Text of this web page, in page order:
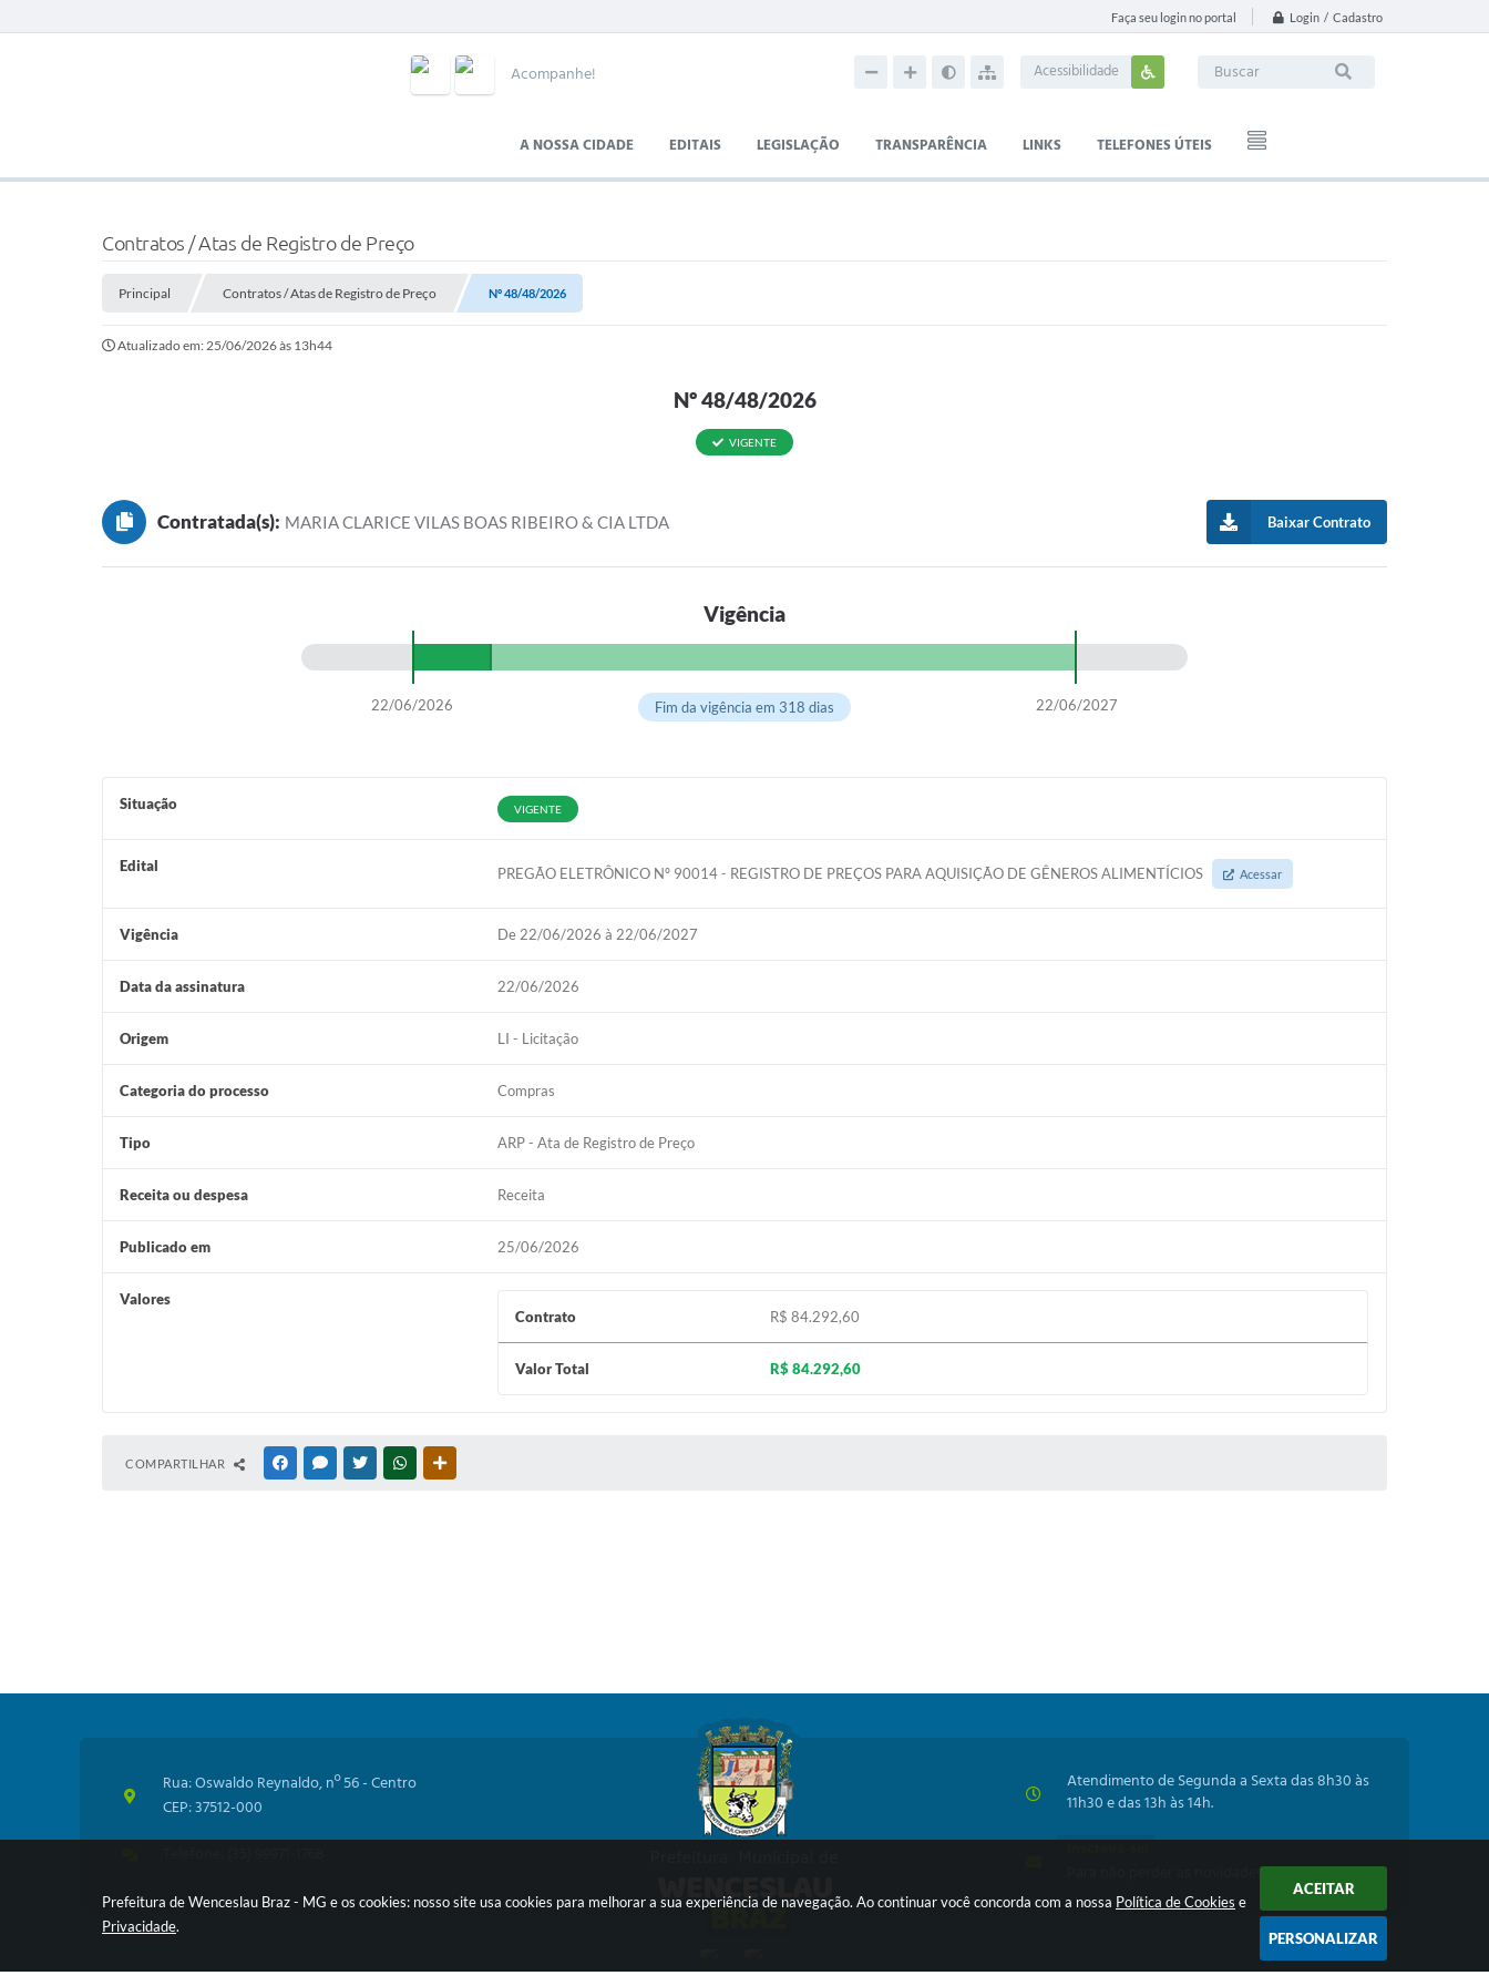
Prefeitura de Wenceslau Braz - MG e os cookies: nosso site usa cookies para melhorar a sua experiência de navegação. Ao continuar você concorda com a nossa Política de Cookies e
Privacidade.
ACEITAR
PERSONALIZAR
Faça seu login no portal Login / Cadastro
Acompanhe! Acessibilidade
A NOSSA CIDADE EDITAIS LEGISLAÇÃO TRANSPARÊNCIA LINKS TELEFONES ÚTEIS
Contratos / Atas de Registro de Preço
Principal Contratos / Atas de Registro de Preço Nº 48/48/2026
Atualizado em: 25/06/2026 às 13h44
Nº 48/48/2026
VIGENTE
Contratada(s): MARIA CLARICE VILAS BOAS RIBEIRO & CIA LTDA Baixar Contrato
Vigência
22/06/2026 22/06/2027
Fim da vigência em 318 dias
Situação VIGENTE
Edital PREGÃO ELETRÔNICO Nº 90014 - REGISTRO DE PREÇOS PARA AQUISIÇÃO DE GÊNEROS ALIMENTÍCIOS Acessar
Vigência De 22/06/2026 à 22/06/2027
Data da assinatura 22/06/2026
Origem LI - Licitação
Categoria do processo Compras
Tipo ARP - Ata de Registro de Preço
Receita ou despesa Receita
Publicado em 25/06/2026
Valores
Contrato
R$ 84.292,60
Valor Total R$ 84.292,60
COMPARTILHAR FACEBOOKMESSENGER
TWITTERWHATSAPP
Rua: Oswaldo Reynaldo, nº 56 - Centro
CEP: 37512-000
Atendimento de Segunda a Sexta das 8h30 às
11h30 e das 13h às 14h.
Para não perder as novidades da Prefeitura